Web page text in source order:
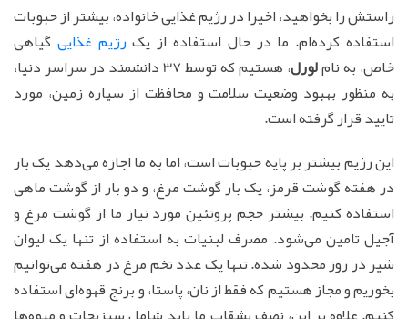
راستش را بخواهید، اخیرا در رژیم غذایی خانواده، بیشتر از حبوبات
استفاده کرده‌ام. ما در حال استفاده از یکرژیم غذایی گیاهی
خاص، به ناملورل
، هستیم که توسط 37 دانشمند در سراسر دنیا،
به منظور بهبود وضعیت سلامت و محافظت از سیاره زمین، مورد
تایید قرار گرفته است.
این رژیم بیشتر بر پایه حبوبات است، اما به ما اجازه می‌دهد یک بار
در هفته گوشت قرمز، یک بار گوشت مرغ، و دو بار از گوشت ماهی
استفاده کنیم. بیشتر حجم پروتئین مورد نیاز ما از گوشت مرغ و
آجیل تامین می‌شود. مصرف لبنیات به استفاده از تنها یک لیوان
شیر در روز محدود شده. تنها یک عدد تخم مرغ در هفته می‌توانیم
بخوریم و مجاز هستیم که فقط از نان، پاستا، و برنج قهوه‌ای استفاده